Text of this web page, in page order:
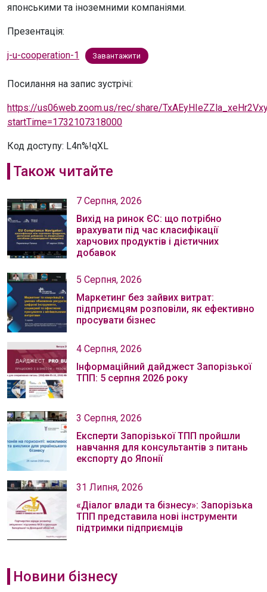
японськими та іноземними компаніями.
Презентація:
j-u-cooperation-1 Завантажити
Посилання на запис зустрічі:
https://us06web.zoom.us/rec/share/
startTime=1732107318000
Код доступу: L4n%!qXL
Також читайте
7 Серпня, 2026
Вихід на ринок ЄС: що потрібно
врахувати під час класифікації
харчових продуктів і дієтичних
добавок
5 Серпня, 2026
Маркетинг без зайвих витрат:
підприємцям розповіли, як ефективно
просувати бізнес
4 Серпня, 2026
Інформаційний дайджест Запорізької
ТПП: 5 серпня 2026 року
3 Серпня, 2026
Експерти Запорізької ТПП пройшли
навчання для консультантів з питань
експорту до Японії
31 Липня, 2026
«Діалог влади та бізнесу»: Запорізька
ТПП представила нові інструменти
підтримки підприємців
Новини бізнесу